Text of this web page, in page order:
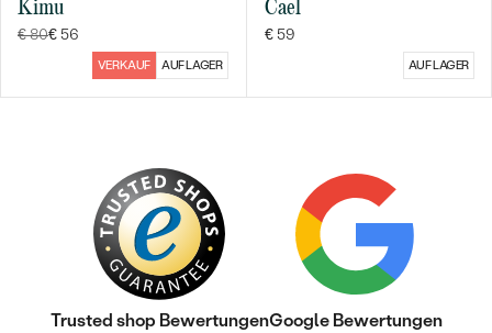
Bestseller
Kimu
€ 80€ 56
VERKAUF AUF LAGER
Cael
€ 59
AUF LAGER
Trusted shop BewertungenGoogle Bewertungen